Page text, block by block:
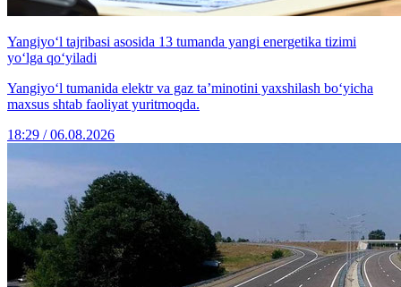
Yangiyo‘l tajribasi asosida 13 tumanda yangi energetika tizimi
yo‘lga qo‘yiladi
Yangiyo‘l tumanida elektr va gaz ta’minotini yaxshilash bo‘yicha
maxsus shtab faoliyat yuritmoqda.
18:29 / 06.08.2026